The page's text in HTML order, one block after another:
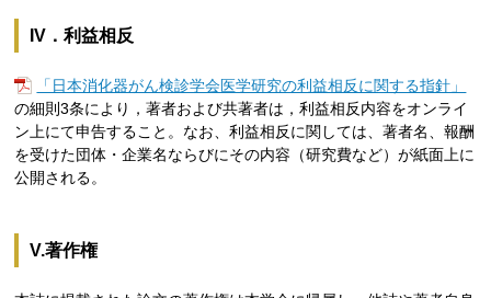
IV．利益相反
「日本消化器がん検診学会医学研究の利益相反に関する指針」
の細則3条により，著者および共著者は，利益相反内容をオンライ
ン上にて申告すること。なお、利益相反に関しては、著者名、報酬
を受けた団体・企業名ならびにその内容（研究費など）が紙面上に
公開される。
V.著作権